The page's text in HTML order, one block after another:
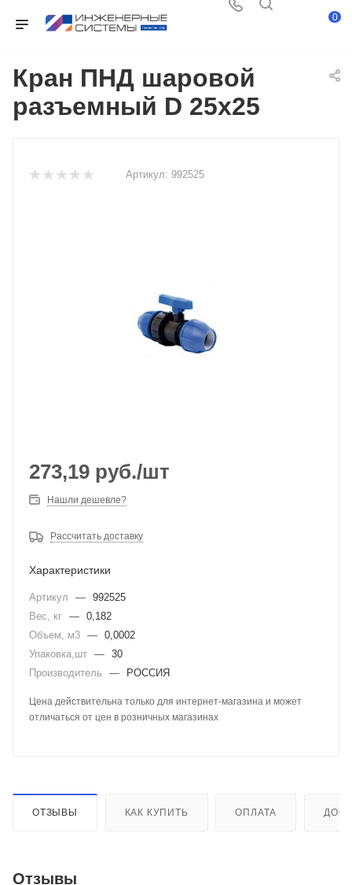
0
Кран ПНД шаровой
разъемный D 25х25
Артикул: 992525
273,19 руб./шт
Нашли дешевле?
Рассчитать доставку
Характеристики
Артикул — 992525
Вес, кг — 0,182
Объем, м3 — 0,0002
Упаковка,шт — 30
Производитель
— РОССИЯ
Цена действительна только для интернет-магазина и может
отличаться от цен в розничных магазинах
ОТЗЫВЫ КАК КУПИТЬ ОПЛАТА
Отзывы